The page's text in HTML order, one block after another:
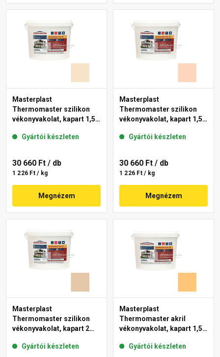
Masterplast
Thermomaster szilikon
vékonyvakolat, kapart 1,5
Gyártói készleten
30 660 Ft / db
1 226 Ft / kg
Megnézem
Masterplast
Thermomaster szilikon
vékonyvakolat, kapart 1,5
Gyártói készleten
30 660 Ft / db
1 226 Ft / kg
Megnézem
Masterplast
Thermomaster szilikon
vékonyvakolat, kapart 2
Gyártói készleten
Masterplast
Thermomaster akril
vékonyvakolat, kapart 1,5
Gyártói készleten